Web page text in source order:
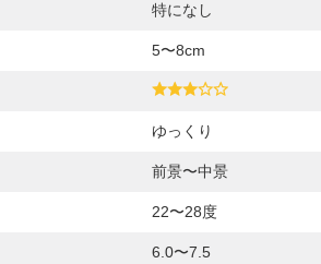
特になし
5〜8cm
ゆっくり
前景〜中景
22〜28度
6.0〜7.5